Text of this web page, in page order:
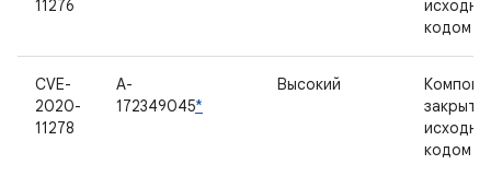
11276
кодом
CVE-
2020-
11278
A-
172349045*
Высокий
кодом